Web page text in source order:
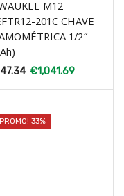
M12
201C CHAVE
1/2″
€1,041.69
PROMO! 33%